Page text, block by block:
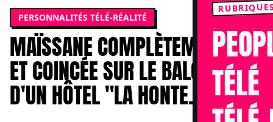
TÉLÉ
PERSONNALITÉS TÉLÉ-RÉALITÉ
MAÏSSANE COMPLÈTEMENT NUE
ET COINCÉE SUR LE BALCON
D'UN HÔTEL "LA HONTE...